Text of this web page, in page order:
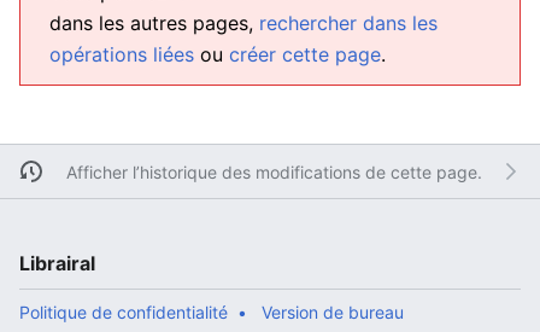
dans les autres pages, rechercher dans les
opérations liées ou créer cette page.
Afficher l’historique des modifications de cette page.
Librairal
Politique de confidentialité Version de bureau